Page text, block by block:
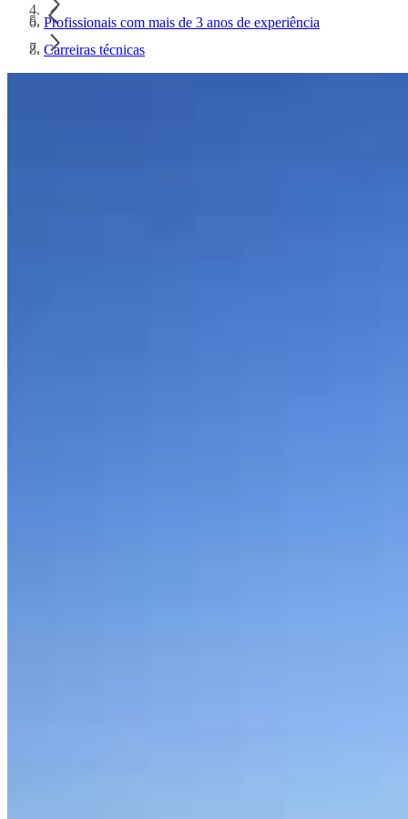
Profissionais com mais de 3 anos de experiência
Carreiras técnicas